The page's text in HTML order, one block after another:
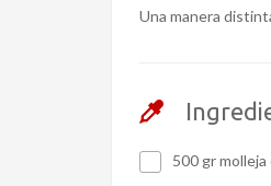
Una manera
500 gr molleja